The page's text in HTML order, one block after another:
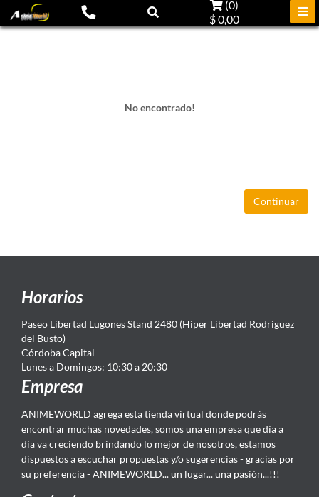
(0)
$ 0,00
No encontrado!
Continuar
Horarios
Paseo Libertad Lugones Stand 2480 (Hiper Libertad Rodriguez
del Busto)
Córdoba Capital
Lunes a Domingos: 10:30 a 20:30
Empresa
ANIMEWORLD agrega esta tienda virtual donde podrás
encontrar muchas novedades, somos una empresa que día a
día va creciendo brindando lo mejor de nosotros, estamos
dispuestos a escuchar propuestas y/o sugerencias - gracias por
su preferencia - ANIMEWORLD... un lugar... una pasión...!!!